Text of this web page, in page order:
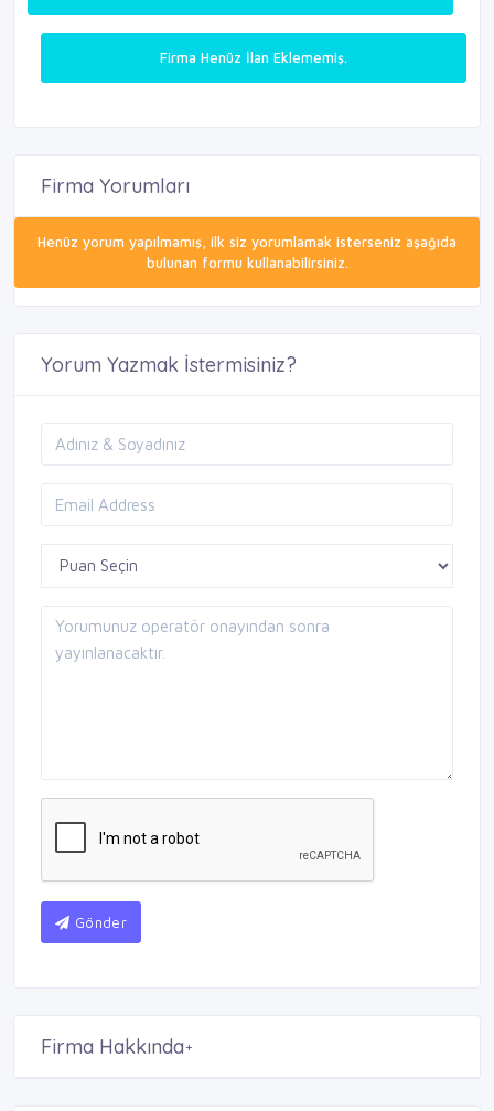
Firma Henüz İlan Eklememiş.
Firma Yorumları
Henüz yorum yapılmamış, ilk siz yorumlamak isterseniz aşağıda
bulunan formu kullanabilirsiniz.
Yorum Yazmak İstermisiniz?
Gönder
Firma Hakkında+